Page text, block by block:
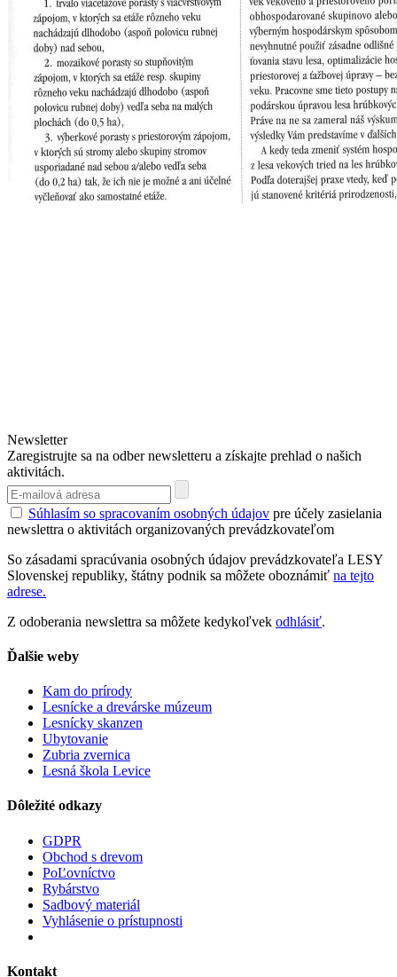
Newsletter
Zaregistrujte sa na odber newsletteru a získajte prehlad o našich
aktivitách.
Súhlasím so spracovaním osobných údajov pre účely zasielania
newslettra o aktivitách organizovaných prevádzkovateľom
So zásadami spracúvania osobných údajov prevádzkovateľa LESY
Slovenskej republiky, štátny podnik sa môžete oboznámiť na tejto
adrese.
Z odoberania newslettra sa môžete kedykoľvek odhlásiť.
Ďalšie weby
Kam do prírody
Lesnícke a drevárske múzeum
Lesnícky skanzen
Ubytovanie
Zubria zvernica
Lesná škola Levice
Dôležité odkazy
GDPR
Obchod s drevom
PoĽovníctvo
Rybárstvo
Sadbový materiál
Vyhlásenie o prístupnosti
Kontakt